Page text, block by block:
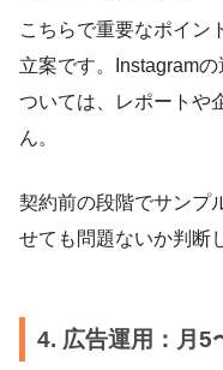
こちらで重要なポイン
立案です。Instagram
ついては、レポートや
ん。
契約前の段階でサンプ
せても問題ないか判断
4. 広告運用：月5